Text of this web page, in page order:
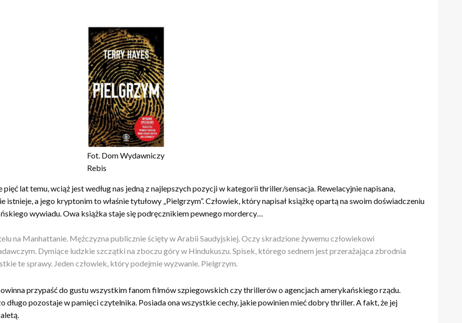
Fot. Dom Wydawniczy
Rebis
lat temu, wciąż jest według nas jedną z najlepszych pozycji w kategorii thriller/sensacja. Rewelacyjnie napisana,
a jego kryptonim to właśnie tytułowy „Pielgrzym”. Człowiek, który napisał książkę opartą na swoim doświadczeniu
wywiadu. Owa książka staje się podręcznikiem pewnego mordercy…
na Manhattanie. Mężczyzna publicznie ścięty w Arabii Saudyjskiej. Oczy skradzione żywemu człowiekowi
Dymiące ludzkie szczątki na zboczu góry w Hindukuszu. Spisek, którego sednem jest przerażająca zbrodnia
te sprawy. Jeden człowiek, który podejmie wyzwanie. Pielgrzym.
przypaść do gustu wszystkim fanom filmów szpiegowskich czy thrillerów o agencjach amerykańskiego rządu.
długo pozostaje w pamięci czytelnika. Posiada ona wszystkie cechy, jakie powinien mieć dobry thriller. A fakt, że jej